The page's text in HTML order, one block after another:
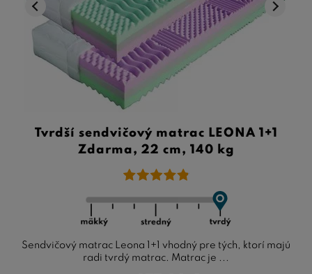
Tvrdší sendvičový matrac LEONA 1+1
Zdarma, 22 cm, 140 kg
Sendvičový matrac Leona 1+1 vhodný pre tých, ktorí majú
radi tvrdý matrac. Matrac je ...